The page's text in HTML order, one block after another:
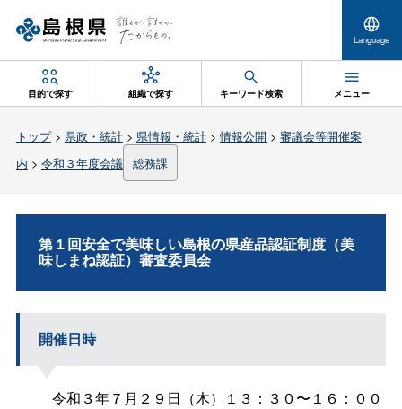
Language
目的で探す 組織で探す キーワード検索 メニュー
トップ> 県政・統計> 県情報・統計>情報公開 > 審議会等開催案
内 > 令和３年度会議 総務課
第１回安全で美味しい島根の県産品認証制度（美
味しまね認証）審査委員会
開催日時
令和３年７月２９日（木）１３：３０〜１６：００